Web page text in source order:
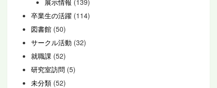
卒業生の活躍 (114)
図書館 (50)
サークル活動 (32)
就職課 (52)
研究室訪問 (5)
未分類 (52)